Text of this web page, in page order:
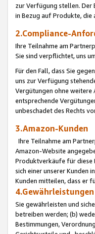
zur Verfügung stellen. Der
in Bezug auf Produkte, die
2.Compliance-
Ihre Teilnahme am
Sie sind verpflichtet, uns
Für den Fall, dass Sie
uns zur Verfügung
Vergütungen ohne weitere
entsprechende
unbeschadet des Rechts
3.Amazon-Kunden
Ihre Teilnahme am
Amazon-Website
Produktverkäufe für diese
sich einer unserer Kunden
Kunden mitteilen, dass er
4.Gewährleistungen
Sie gewährleisten und
betreiben werden; (b)
Bestimmungen,